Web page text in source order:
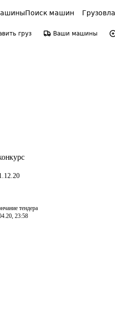
Поиск машин
груз Ваши машины
тендера
23:58